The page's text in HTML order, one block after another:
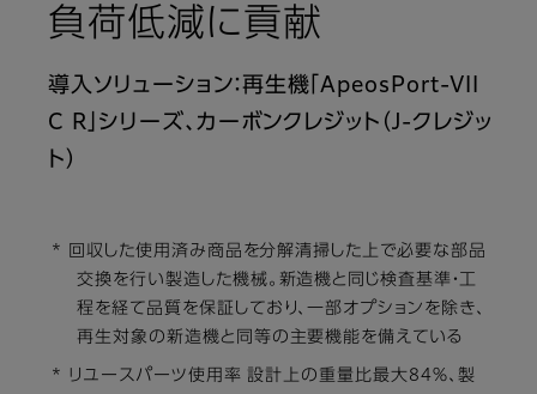
負荷低減に貢献
導入ソリューション：再生機「ApeosPort-VII
C R」シリーズ、カーボンクレジット（J-クレジッ
ト）
* 回収した使用済み商品を分解清掃した上で必要な部品
交換を行い製造した機械。新造機と同じ検査基準・工
程を経て品質を保証しており、一部オプションを除き、
再生対象の新造機と同等の主要機能を備えている
* リユースパーツ使用率 設計上の重量比最大84％、製